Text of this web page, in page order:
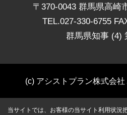
〒370-0043 群馬県高崎
TEL.027-330-6755
群馬県知事 (4)
(c) アシストプラン株式会
当サイトでは、お客様の当サイト利用状況